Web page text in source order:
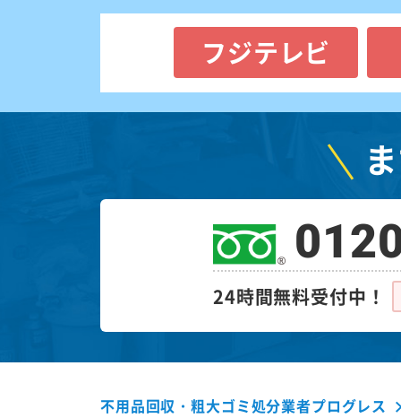
フジテレビ
24時間無料受付中！
不用品回収・粗大ゴミ処分業者プログレス